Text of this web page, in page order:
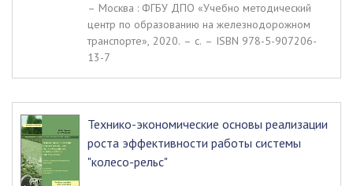
– Москва : ФГБУ ДПО «Учебно методический
центр по образованию на железнодорожном
транспорте», 2020. – c. – ISBN 978-5-907206-
13-7
Технико-экономические основы реализации
роста эффективности работы системы
"колесо-рельс"